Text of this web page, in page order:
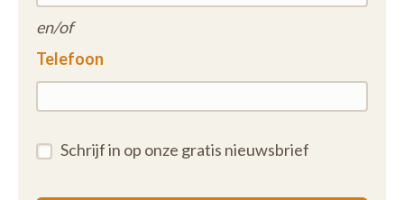
en/of
Telefoon
Schrijf in op onze gratis nieuwsbrief